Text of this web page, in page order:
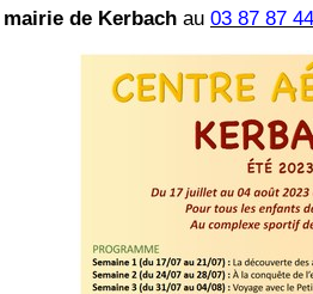
mairie de Kerbach au 03 87 87